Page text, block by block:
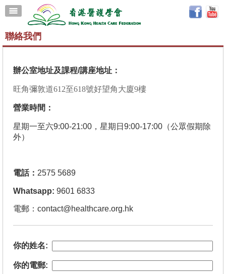
聯絡我們
辦公室地址及課程/講座地址：
旺角彌敦道612至618號好望角大廈9樓
營業時間 ：
星期一至六9:00-21:00，星期日9:00-17:00（公眾假期除
外）
電話： 2575 5689
Whatsapp: 9601 6833
電郵： contact@healthcare.org.hk
你的姓名:
你的電郵: